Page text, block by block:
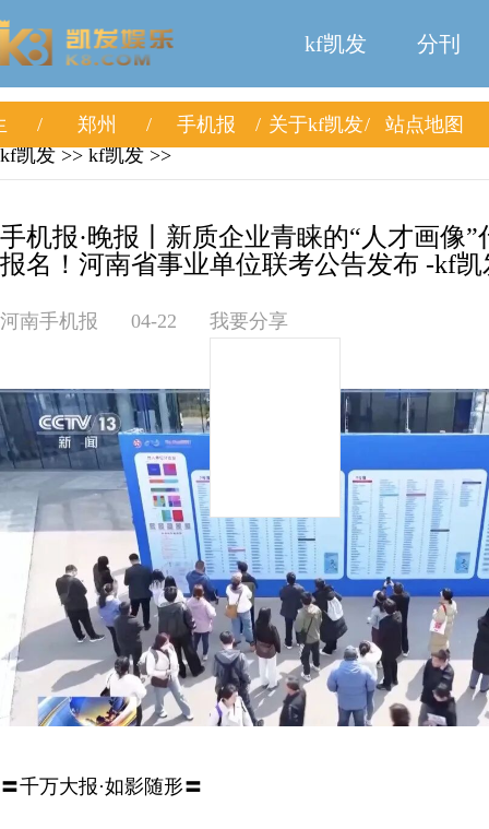
kf凯发 分刊
郑州 手机报 关于kf凯发
站点地图
kf凯发 >> kf凯发 >>
手机报·晚报丨新质企业青睐的“人才画像”
报名！河南省事业单位联考公告发布 -kf凯
河南手机报 04-22 我要分享
〓千万大报·如影随形〓